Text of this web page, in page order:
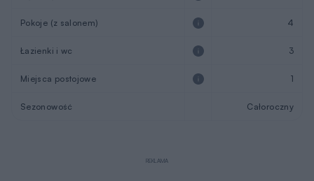
Pokoje (z salonem) 4
Łazienki i wc 3
Miejsca postojowe 1
Sezonowość Całoroczny
REKLAMA